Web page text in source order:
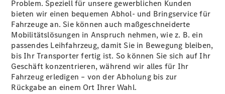
Alle
eSprinter
eSprinter
Kastenwagen
Elektrisch
eSprinter
Fahrgestell
Elektrisch
Konfigurator
Problem. Speziell für unsere gewerblichen Kunden
bieten wir einen bequemen Abhol- und Bringservice für
Fahrzeuge an. Sie können auch maßgeschneiderte
Mobilitätslösungen in Anspruch nehmen, wie z. B. ein
passendes Leihfahrzeug, damit Sie in Bewegung bleiben,
bis Ihr Transporter fertig ist. So können Sie sich auf Ihr
Geschäft konzentrieren, während wir alles für Ihr
Fahrzeug erledigen – von der Abholung bis zur
Rückgabe an einem Ort Ihrer Wahl.